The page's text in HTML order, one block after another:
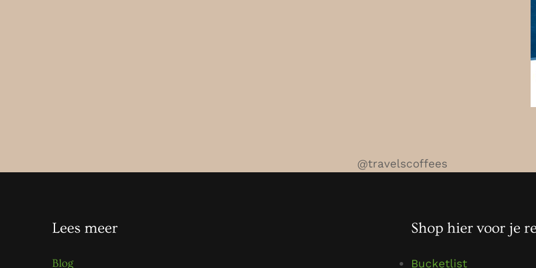
@travelscoffees
Lees meer
Blog
Shop hier voor je
Bucketlist